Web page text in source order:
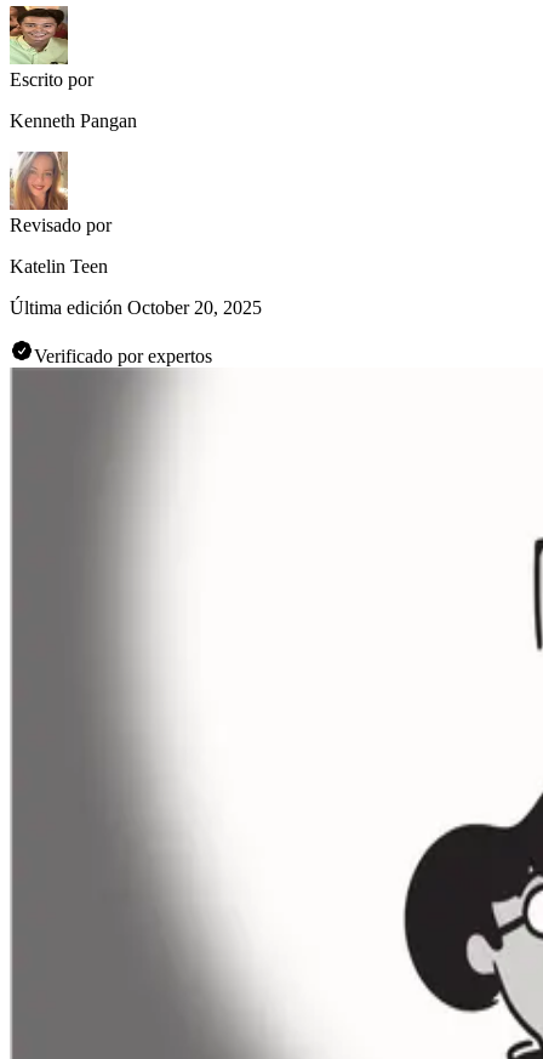
Escrito por
Kenneth Pangan
Revisado por
Katelin Teen
Última edición October 20, 2025
Verificado por expertos